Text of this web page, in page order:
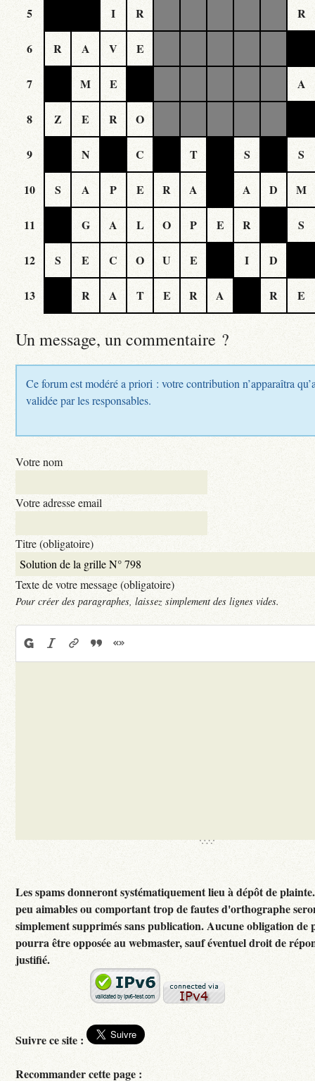
5 I R R
6 R A V E
7 M E A
8 Z E R O
9 N C T S S
10 S A P E R A A D M
11 G A L O P E R S
12 S E C O U E I D
13 R A T E R A R E
Un message, un commentaire ?
Ce forum est modéré a priori : votre contribution n’apparaîtra
validée par les responsables.
Votre nom
Votre adresse email
Titre (obligatoire)
Texte de votre message (obligatoire)
Pour créer des paragraphes, laissez simplement des lignes vides.
Les spams donneront systématiquement lieu à dépôt de plainte.
peu aimables ou comportant trop de fautes d'orthographe
simplement supprimés sans publication. Aucune obligation de
pourra être opposée au webmaster, sauf éventuel droit de
justifié.
Suivre ce site :
Recommander cette page :